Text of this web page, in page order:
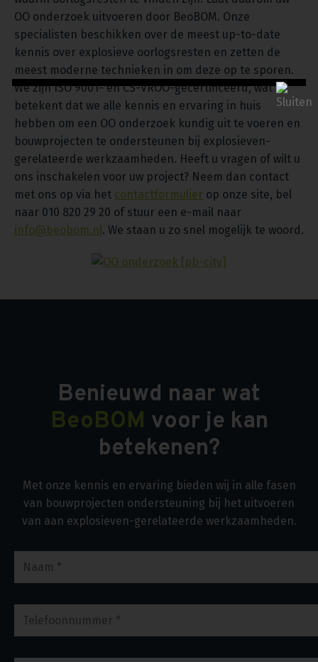
OO onderzoek uitvoeren door BeoBOM. Onze
specialisten beschikken over de meest up-to-date
kennis over explosieve oorlogsresten en zetten de
meest moderne technieken in om deze op te sporen.
We zijn ISO 9001- en CS-VROO-gecertificeerd, wat
betekent dat we alle kennis en ervaring in huis
hebben om een OO onderzoek kundig uit te voeren en
bouwprojecten te ondersteunen bij explosieven-
gerelateerde werkzaamheden. Heeft u vragen of wilt u
ons inschakelen voor uw project? Neem dan contact
met ons op via het contactformulier op onze site, bel
naar 010 820 29 20 of stuur een e-mail naar
info@beobom.nl. We staan u zo snel mogelijk te woord.
Benieuwd naar wat
BeoBOM voor je kan
betekenen?
Met onze kennis en ervaring bieden wij in alle fasen
van bouwprojecten ondersteuning bij het uitvoeren
van aan explosieven-gerelateerde werkzaamheden.